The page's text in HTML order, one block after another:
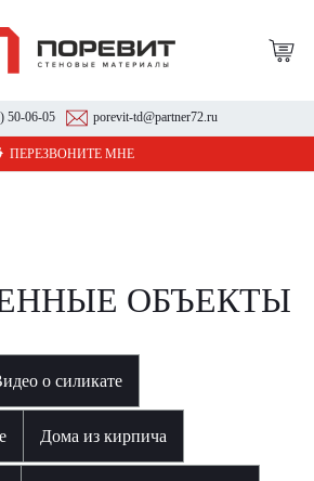
50-06-05 porevit-td@partner72.ru
ПЕРЕЗВОНИТЕ МНЕ
ОБЪЕКТЫ
о силикате
Дома из кирпича